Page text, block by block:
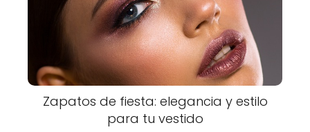
Zapatos de fiesta: elegancia y estilo
para tu vestido